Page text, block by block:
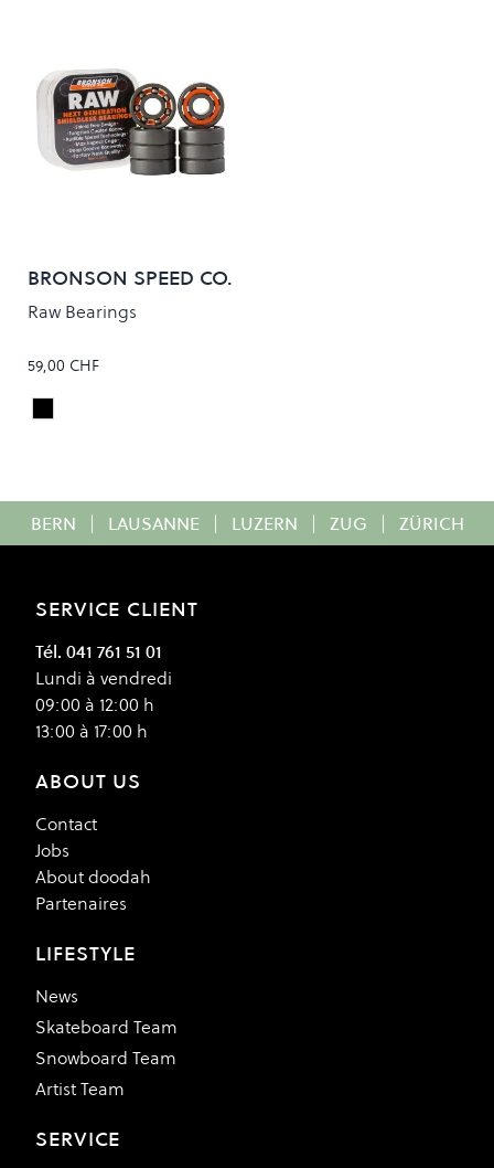
BRONSON SPEED CO.
Raw Bearings
59,00 CHF
Colour
Black/Orange
BERN | LAUSANNE | LUZERN | ZUG | ZÜRICH
SERVICE CLIENT
Tél. 041 761 51 01
Lundi à vendredi
09:00 à 12:00 h
13:00 à 17:00 h
ABOUT US
Contact
Jobs
About doodah
Partenaires
LIFESTYLE
News
Skateboard Team
Snowboard Team
Artist Team
SERVICE